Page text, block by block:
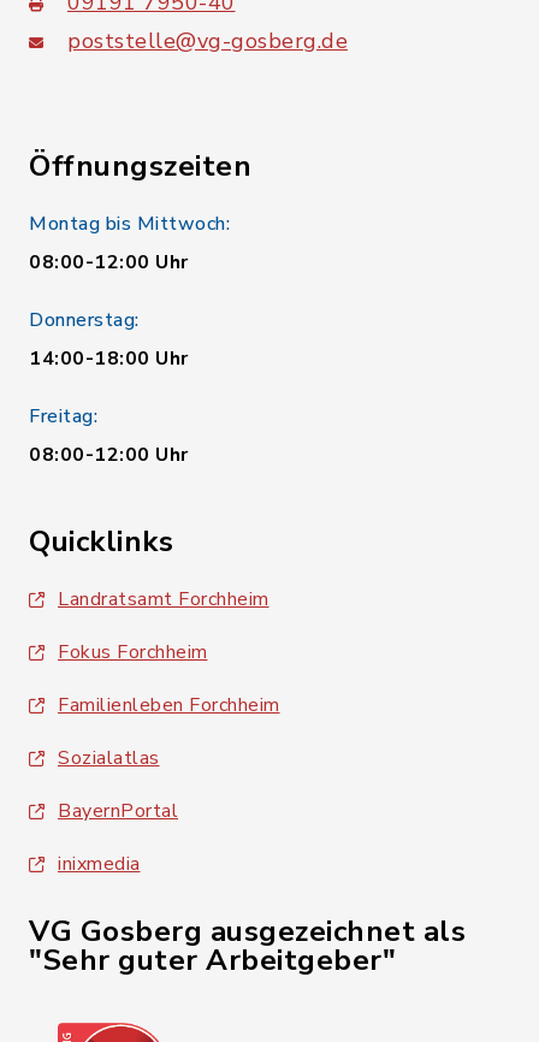
poststelle@vg-gosberg.de
Öffnungszeiten
Montag bis Mittwoch:
08:00-12:00 Uhr
Donnerstag:
14:00-18:00 Uhr
Freitag:
08:00-12:00 Uhr
Quicklinks
Landratsamt Forchheim
Fokus Forchheim
Familienleben Forchheim
Sozialatlas
BayernPortal
inixmedia
VG Gosberg ausgezeichnet als
"Sehr guter Arbeitgeber"